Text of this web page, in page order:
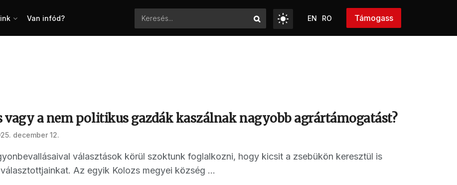
Van infód? EN RO Támogass
a nem politikus gazdák kaszálnak nagyobb agrártámogatást?
december 12.
választások körül szoktunk foglalkozni, hogy kicsit a zsebükön keresztül is
Az egyik Kolozs megyei község ...